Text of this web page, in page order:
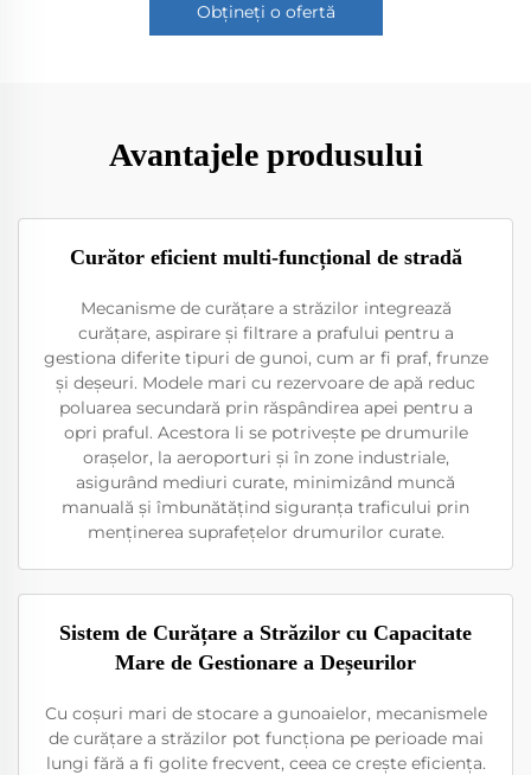
Obțineți o ofertă
Avantajele produsului
Curător eficient multi-funcțional de stradă
Mecanisme de curățare a străzilor integrează
curățare, aspirare și filtrare a prafului pentru a
gestiona diferite tipuri de gunoi, cum ar fi praf, frunze
și deșeuri. Modele mari cu rezervoare de apă reduc
poluarea secundară prin răspândirea apei pentru a
opri praful. Acestora li se potrivește pe drumurile
orașelor, la aeroporturi și în zone industriale,
asigurând mediuri curate, minimizând muncă
manuală și îmbunătățind siguranța traficului prin
menținerea suprafețelor drumurilor curate.
Sistem de Curățare a Străzilor cu Capacitate
Mare de Gestionare a Deșeurilor
Cu coșuri mari de stocare a gunoaielor, mecanismele
de curățare a străzilor pot funcționa pe perioade mai
lungi fără a fi golite frecvent, ceea ce crește eficiența.